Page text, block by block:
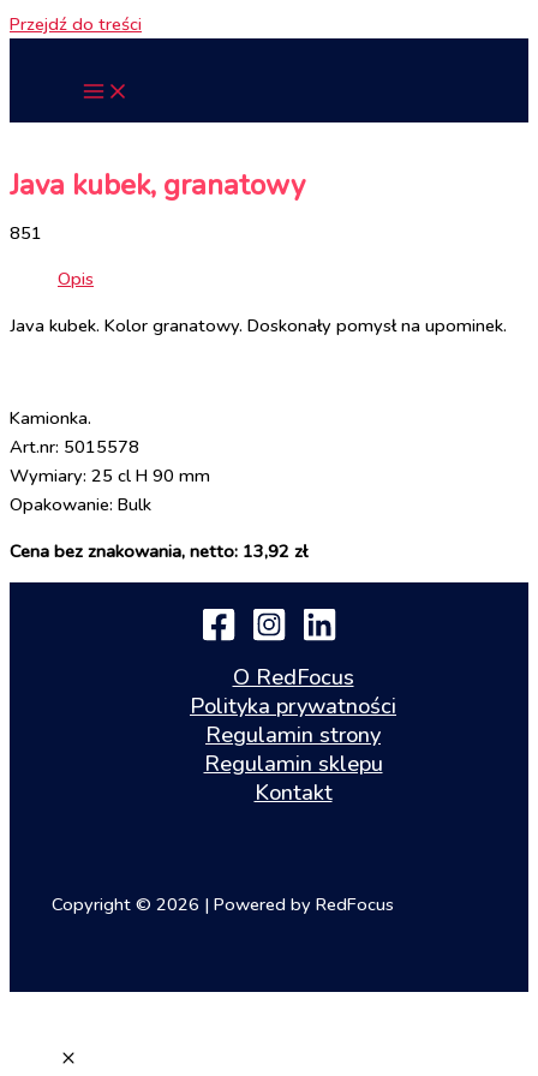
Przejdź do treści
Java kubek, granatowy
851
Opis
Java kubek. Kolor granatowy. Doskonały pomysł na upominek.
Kamionka.
Art.nr: 5015578
Wymiary: 25 cl H 90 mm
Opakowanie: Bulk
Cena bez znakowania, netto: 13,92 zł
O RedFocus
Polityka prywatności
Regulamin strony
Regulamin sklepu
Kontakt
Copyright © 2026 | Powered by RedFocus